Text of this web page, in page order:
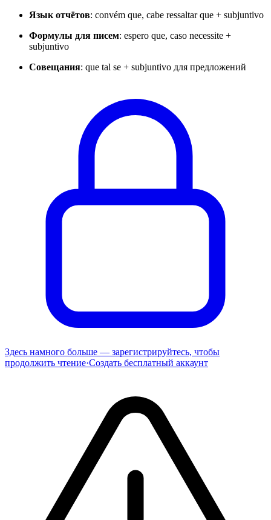
Язык отчётов: convém que, cabe ressaltar que + subjuntivo
Формулы для писем: espero que, caso necessite +
subjuntivo
Совещания: que tal se + subjuntivo для предложений
Здесь намного больше — зарегистрируйтесь, чтобы
продолжить чтение·Создать бесплатный аккаунт